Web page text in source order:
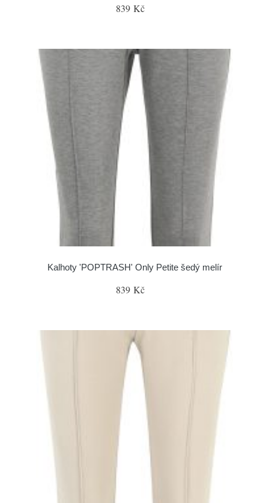
839 Kč
Kalhoty 'POPTRASH' Only Petite šedý melír
839 Kč